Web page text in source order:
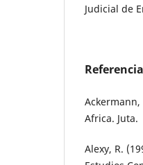
Judicial de
Africa. Juta.
Alexy, R.